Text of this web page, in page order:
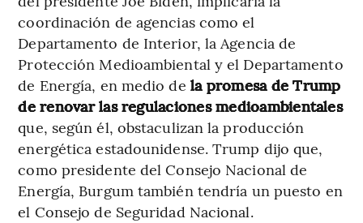
coordinación de agencias como el
Departamento de Interior, la Agencia de
Protección Medioambiental y el Departamento
de Energía, en medio de la promesa de Trump
de renovar las regulaciones medioambientales
que, según él, obstaculizan la producción
energética estadounidense. Trump dijo que,
como presidente del Consejo Nacional de
Energía, Burgum también tendría un puesto en
el Consejo de Seguridad Nacional.